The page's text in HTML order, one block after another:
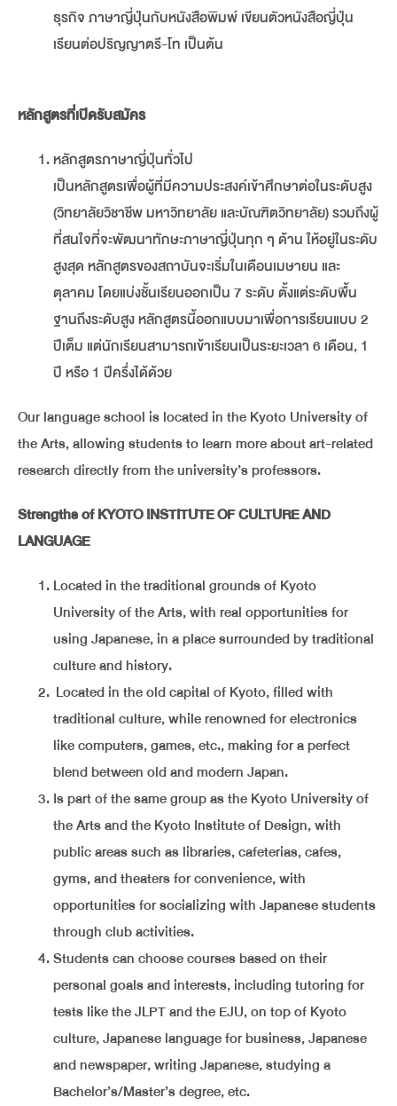
ธุรกิจ ภาษาญี่ปุ่นกับหนังสือพิมพ์ เขียนตัวหนังสือญี่ปุ่น
เรียนต่อปริญญาตรี-โท เป็นต้น
หลักสูตรที่เปิดรับสมัคร
หลักสูตรภาษาญี่ปุ่นทั่วไป
เป็นหลักสูตรเพื่อผู้ที่มีความประสงค์เข้าศึกษาต่อในระดับสูง
(วิทยาลัยวิชาชีพ มหาวิทยาลัย และบัณฑิตวิทยาลัย) รวมถึงผู้
ที่สนใจที่จะพัฒนาทักษะภาษาญี่ปุ่นทุก ๆ ด้าน ให้อยู่ในระดับ
สูงสุด หลักสูตรของสถาบันจะเริ่มในเดือนเมษายน และ
ตุลาคม โดยแบ่งชั้นเรียนออกเป็น 7 ระดับ ตั้งแต่ระดับพื้น
ฐานถึงระดับสูง หลักสูตรนี้ออกแบบมาเพื่อการเรียนแบบ 2
ปีเต็ม แต่นักเรียนสามารถเข้าเรียนเป็นระยะเวลา 6 เดือน, 1
ปี หรือ 1 ปีครึ่งได้ด้วย
Our language school is located in the Kyoto University of
the Arts, allowing students to learn more about art-related
research directly from the university’s professors.
Strengths of KYOTO INSTITUTE OF CULTURE AND
LANGUAGE
Located in the traditional grounds of Kyoto
University of the Arts, with real opportunities for
using Japanese, in a place surrounded by traditional
culture and history.
Located in the old capital of Kyoto, filled with
traditional culture, while renowned for electronics
like computers, games, etc., making for a perfect
blend between old and modern Japan.
Is part of the same group as the Kyoto University of
the Arts and the Kyoto Institute of Design, with
public areas such as libraries, cafeterias, cafes,
gyms, and theaters for convenience, with
opportunities for socializing with Japanese students
through club activities.
Students can choose courses based on their
personal goals and interests, including tutoring for
tests like the JLPT and the EJU, on top of Kyoto
culture, Japanese language for business, Japanese
and newspaper, writing Japanese, studying a
Bachelor’s/Master’s degree, etc.